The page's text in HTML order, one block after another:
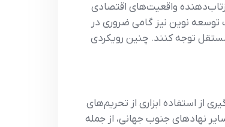
واقعیت‌های اقتصادی
نوین نیز گامی ضروری در
توجه کنند. چنین رویکردی
از استفاده ابزاری از تحریم‌های
نهادهای جنوب جهانی، از جمله